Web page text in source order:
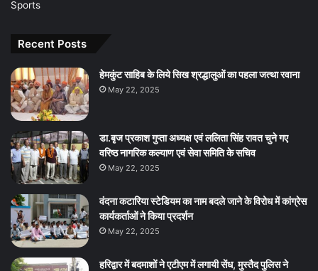
Sports
Recent Posts
हेमकुंट साहिब के लिये सिख श्रद्धालुओं का पहला जत्था रवाना
May 22, 2025
डा.बृज प्रकाश गुप्ता अध्यक्ष एवं ललिता सिंह रावत चुने गए
वरिष्ठ नागरिक कल्याण एवं सेवा समिति के सचिव
May 22, 2025
वंदना कटारिया स्टेडियम का नाम बदले जाने के विरोध में कांग्रेस
कार्यकर्ताओं ने किया प्रदर्शन
May 22, 2025
हरिद्वार में बदमाशों ने एटीएम में लगायी सेंध, मुस्तैद पुलिस ने